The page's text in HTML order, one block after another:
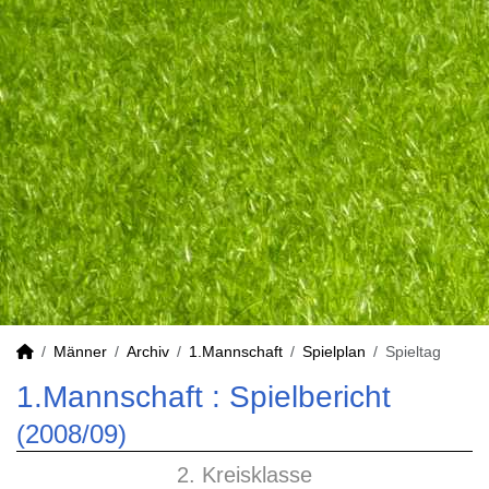
Männer Archiv 1.Mannschaft Spielplan Spieltag
1.Mannschaft : Spielbericht
(2008/09)
2. Kreisklasse